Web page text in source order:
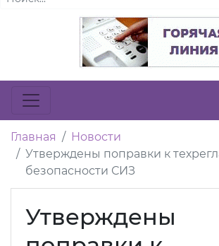
Главная
Новости
Утверждены поправки к
безопасности СИЗ
Утверждены